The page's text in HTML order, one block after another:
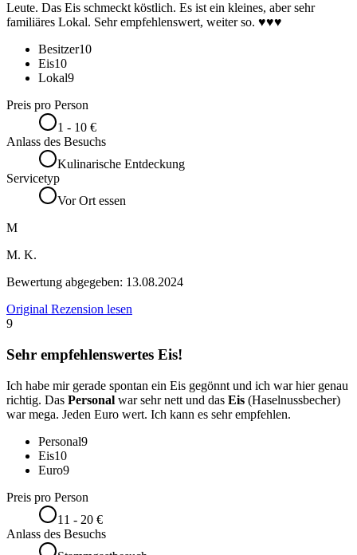
Leute. Das Eis schmeckt köstlich. Es ist ein kleines, aber sehr
familiäres Lokal. Sehr empfehlenswert, weiter so. ♥️♥️♥️
Besitzer10
Eis10
Lokal9
Preis pro Person
1 - 10 €
Anlass des Besuchs
Kulinarische Entdeckung
Servicetyp
Vor Ort essen
M
M. K.
Bewertung abgegeben: 13.08.2024
Original Rezension lesen
9
Sehr empfehlenswertes Eis!
Ich habe mir gerade spontan ein Eis gegönnt und ich war hier genau
richtig. Das Personal war sehr nett und das Eis (Haselnussbecher)
war mega. Jeden Euro wert. Ich kann es sehr empfehlen.
Personal9
Eis10
Euro9
Preis pro Person
11 - 20 €
Anlass des Besuchs